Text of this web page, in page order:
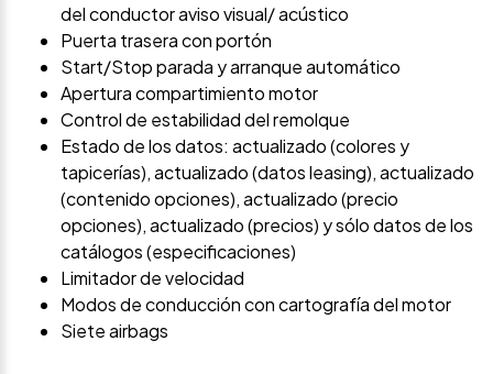
del conductor aviso visual/ acústico
Puerta trasera con portón
Start/Stop parada y arranque automático
Apertura compartimiento motor
Control de estabilidad del remolque
Estado de los datos: actualizado (colores y
tapicerías), actualizado (datos leasing), actualizado
(contenido opciones), actualizado (precio
opciones), actualizado (precios) y sólo datos de los
catálogos (especificaciones)
Limitador de velocidad
Modos de conducción con cartografía del motor
Siete airbags